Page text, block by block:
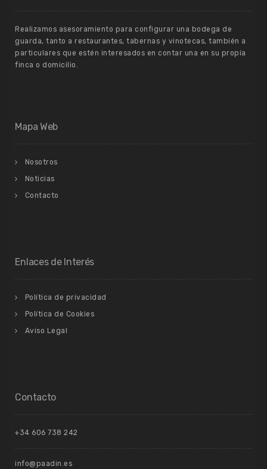
Realizamos asesoramiento para configurar una bodega de
guarda, tanto a restaurantes, tabernas y vinotecas, también a
particulares que estén interesados en contar una en su propia
finca o domicilio.
Mapa Web
Nosotros
Noticias
Contacto
Enlaces de Interés
Política de privacidad
Política de Cookies
Aviso Legal
Contacto
+34 606 738 242
info@paadin.es